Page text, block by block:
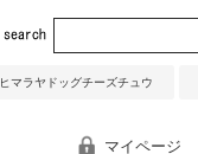
ヒマラヤドッグチーズチュウ
マイページ